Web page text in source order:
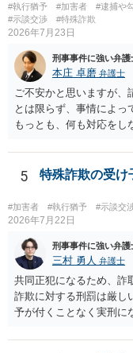
#執行猶予 #加害者 #逮捕や
#示談交渉
#特殊詐欺
2026年7月23日
刑事事件に強い弁護
本庄 卓磨 弁護士
ご不安かと思いますが、
とは限らず、事情によっ
もっとも、何も対応をし
めします。
5 特殊詐欺の受け
#加害者 #執行猶予 #示談交
2026年7月22日
刑事事件に強い弁護
三村 勇人 弁護士
共同正犯になるため、詐
詐欺に対する刑罰は厳し
予が付くことなく実刑に
す。 弁護士を介して共